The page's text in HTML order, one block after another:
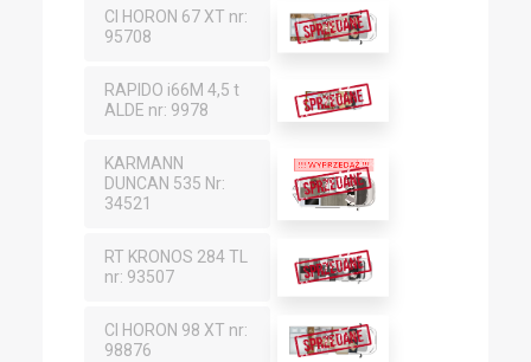
CI HORON 67 XT nr:
95708
RAPIDO i66M 4,5 t
ALDE nr: 9978
KARMANN
DUNCAN 535 Nr:
34521
RT KRONOS 284 TL
nr: 93507
CI HORON 98 XT nr:
98876